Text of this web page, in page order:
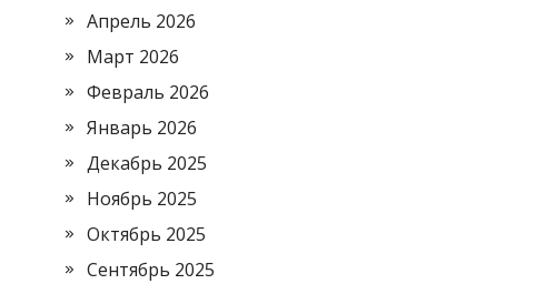
Апрель 2026
Март 2026
Февраль 2026
Январь 2026
Декабрь 2025
Ноябрь 2025
Октябрь 2025
Сентябрь 2025